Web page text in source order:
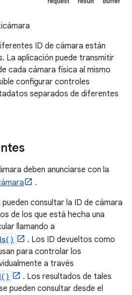
ID de cámara están
La aplicación puede transmitir
cada cámara física al mismo
configurar controles
separados de diferentes
deben anunciarse con la
.
consultar la ID de cámara
de los que está hecha una
llamando a
. Los ID devueltos como
para controlar los
a través
. Los resultados de tales
pueden consultar desde el